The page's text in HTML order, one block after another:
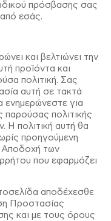
πρόσβασης σας
εσάς.
και βελτιώνει την
προϊόντα και
πολιτική. Σας
αυτή σε τακτά
ενημερώνεστε για
παρούσας πολιτικής
Η πολιτική αυτή θα
προηγούμενη
Αποδοχή των
που εφαρμόζει
αποδέχεσθε
Προστασίας
και με τους όρους